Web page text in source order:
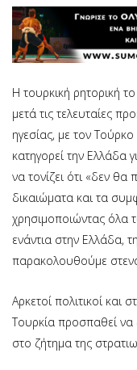
Η τουρκική ρητορική
μετά τις τελευταίες
ηγεσίας, με τον
κατηγορεί την Ελλάδα
να τονίζει ότι «δεν
δικαιώματα και τα
χρησιμοποιώντας όλα
ενάντια στην Ελλάδα,
παρακολουθούμε
Αρκετοί πολιτικοί και
Τουρκία προσπαθεί
στο ζήτημα της